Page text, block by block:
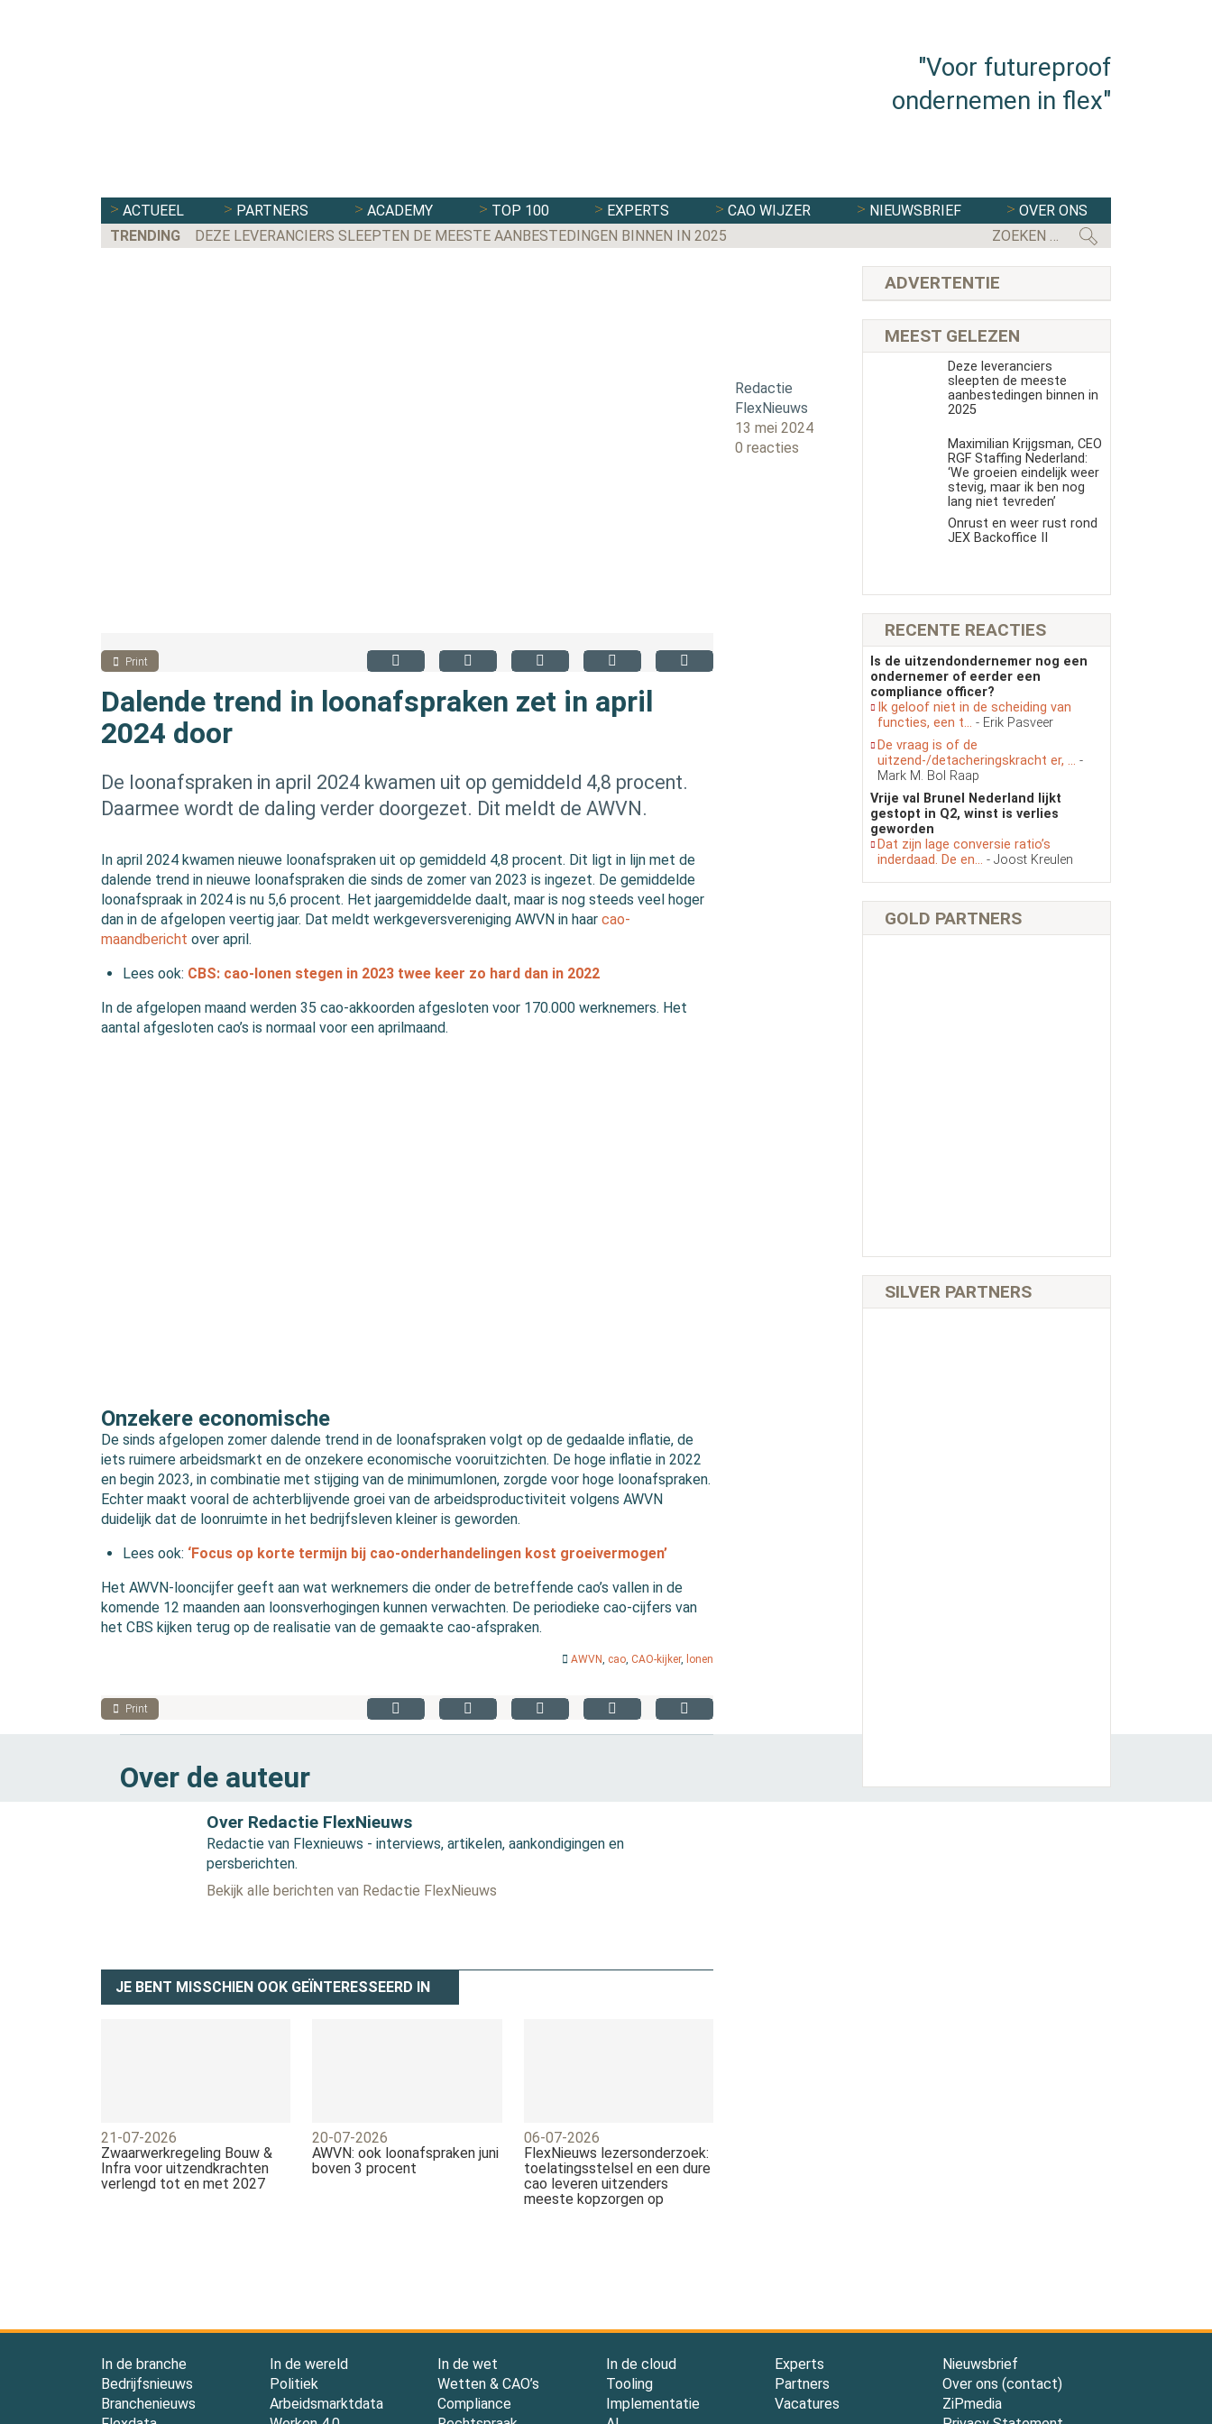
"Voor futureproof
ondernemen in flex"
ACTUEEL PARTNERS ACADEMY TOP 100 EXPERTS CAO WIJZER NIEUWSBRIEF
OVER ONS
TRENDING
DEZE LEVERANCIERS SLEEPTEN DE MEESTE AANBESTEDINGEN BINNEN IN 2025
Redactie
FlexNieuws
13 mei 2024
0 reacties
Print
Dalende trend in loonafspraken zet in april
2024 door
De loonafspraken in april 2024 kwamen uit op gemiddeld 4,8 procent.
Daarmee wordt de daling verder doorgezet. Dit meldt de AWVN.
In april 2024 kwamen nieuwe loonafspraken uit op gemiddeld 4,8 procent. Dit ligt in lijn met de
dalende trend in nieuwe loonafspraken die sinds de zomer van 2023 is ingezet. De gemiddelde
loonafspraak in 2024 is nu 5,6 procent. Het jaargemiddelde daalt, maar is nog steeds veel hoger
dan in de afgelopen veertig jaar. Dat meldt werkgeversvereniging AWVN in haar cao-
maandbericht over april.
Lees ook: CBS: cao-lonen stegen in 2023 twee keer zo hard dan in 2022
In de afgelopen maand werden 35 cao-akkoorden afgesloten voor 170.000 werknemers. Het
aantal afgesloten cao’s is normaal voor een aprilmaand.
Onzekere economische
De sinds afgelopen zomer dalende trend in de loonafspraken volgt op de gedaalde inflatie, de
iets ruimere arbeidsmarkt en de onzekere economische vooruitzichten. De hoge inflatie in 2022
en begin 2023, in combinatie met stijging van de minimumlonen, zorgde voor hoge loonafspraken.
Echter maakt vooral de achterblijvende groei van de arbeidsproductiviteit volgens AWVN
duidelijk dat de loonruimte in het bedrijfsleven kleiner is geworden.
Lees ook: ‘Focus op korte termijn bij cao-onderhandelingen kost groeivermogen’
Het AWVN-looncijfer geeft aan wat werknemers die onder de betreffende cao’s vallen in de
komende 12 maanden aan loonsverhogingen kunnen verwachten. De periodieke cao-cijfers van
het CBS kijken terug op de realisatie van de gemaakte cao-afspraken.
AWVN cao ,CAO-kijker, lonen
Print
Over de auteur
Over Redactie FlexNieuws
Redactie van Flexnieuws - interviews, artikelen, aankondigingen en
persberichten.
Bekijk alle berichten van Redactie FlexNieuws
JE BENT MISSCHIEN OOK GEÏNTERESSEERD IN
21-07-2026
Zwaarwerkregeling Bouw &
Infra voor uitzendkrachten
verlengd tot en met 2027
20-07-2026
AWVN: ook loonafspraken juni
boven 3 procent
06-07-2026
FlexNieuws lezersonderzoek:
toelatingsstelsel en een dure
cao leveren uitzenders
meeste kopzorgen op
ADVERTENTIE
MEEST GELEZEN
Deze leveranciers
sleepten de meeste
aanbestedingen binnen in
2025
Maximilian Krijgsman, CEO
RGF Staffing Nederland:
‘We groeien eindelijk weer
stevig, maar ik ben nog
lang niet tevreden’
Onrust en weer rust rond
JEX Backoffice II
RECENTE REACTIES
Is de uitzendondernemer nog een
ondernemer of eerder een
compliance officer?
Ik geloof niet in de scheiding van
functies, een t... - Erik Pasveer
De vraag is of de
uitzend-/detacheringskracht er, ... -
Mark M. Bol Raap
Vrije val Brunel Nederland lijkt
gestopt in Q2, winst is verlies
geworden
Dat zijn lage conversie ratio’s
inderdaad. De en... - Joost Kreulen
GOLD PARTNERS
SILVER PARTNERS
In de branche
Bedrijfsnieuws
Branchenieuws
In de wereld
Politiek
Arbeidsmarktdata
In de wet
Wetten & CAO’s
Compliance
In de cloud
Tooling
Implementatie
Experts
Partners
Vacatures
Nieuwsbrief
Over ons (contact)
ZiPmedia